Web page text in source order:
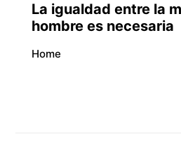
La igualdad entre la
hombre es necesaria
Home